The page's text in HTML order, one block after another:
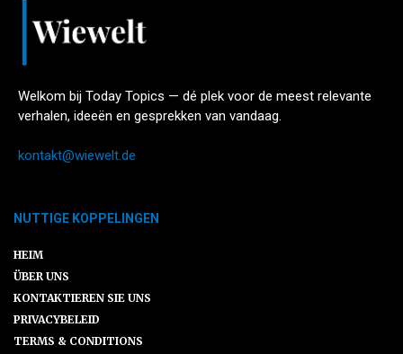
Welkom bij Today Topics — dé plek voor de meest relevante
verhalen, ideeën en gesprekken van vandaag.
kontakt@wiewelt.de
NUTTIGE KOPPELINGEN
HEIM
ÜBER UNS
KONTAKTIEREN SIE UNS
PRIVACYBELEID
TERMS & CONDITIONS